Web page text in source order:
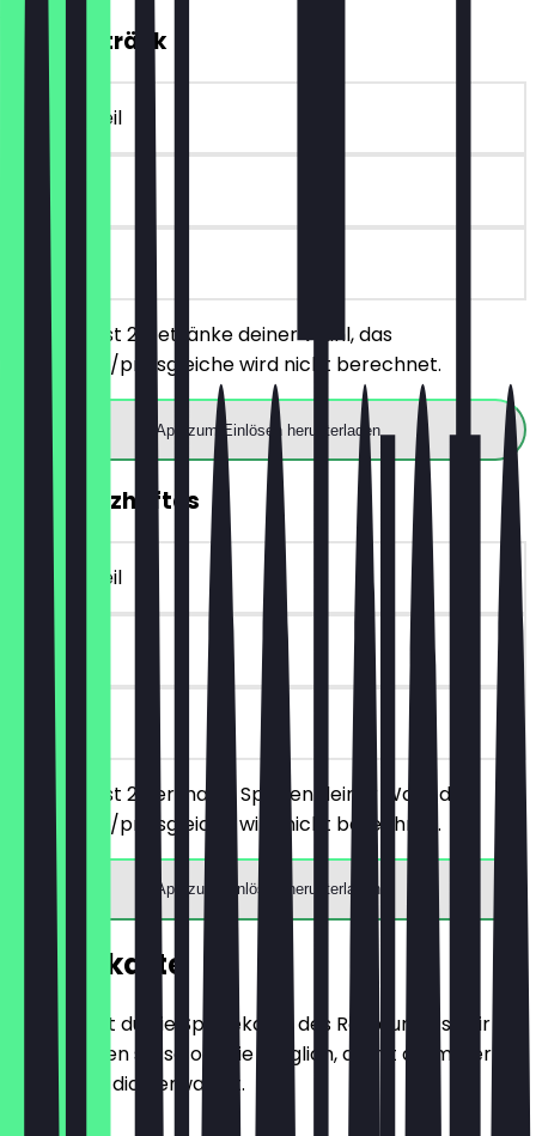
2für1 Getränk
~€ 6 Vorteil
14 Tage
vor Ort
Du bestellst 2 Getränke deiner Wahl, das
günstigere/preisgleiche wird nicht berechnet.
App zum Einlösen herunterladen
2für1 Herzhaftes
~€ 7 Vorteil
14 Tage
vor Ort
Du bestellst 2 herzhafte Speisen deiner Wahl, das
günstigere/preisgleiche wird nicht berechnet.
App zum Einlösen herunterladen
Speisekarte
Hier findest du die Speisekarte des Restaurants. Wir
aktualisieren sie so oft wie möglich, damit du immer
weißt, was dich erwartet.